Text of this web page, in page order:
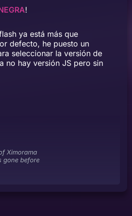
!
ya está más que
defecto, he puesto un
seleccionar la versión de
no hay versión JS pero sin
Ximorama
gone before